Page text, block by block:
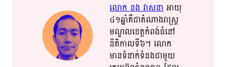
លោក​ នង​ វាសនា​អាយុ​​
៤១​​ឆ្នាំ​​គឺជា​​តំ​​ណាង​​រាស្ត្រ​​
មណ្ឌល​​ខេត្ត​​កំពង់ធំ​​នៅ​​
នីតិ​​កាល​​ទី​​៦​។​ លោក​​
មាន​​ទំនាក់ទំនង​​ជាមួយ​​